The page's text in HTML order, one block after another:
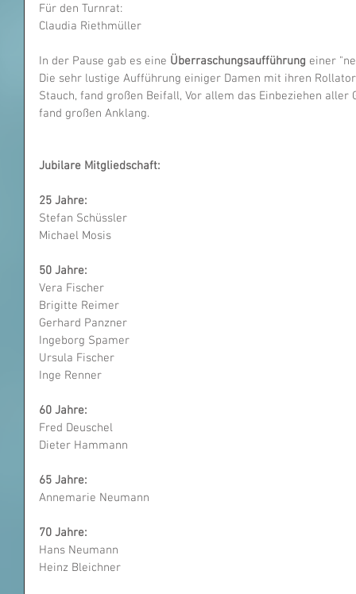
Für den Turnrat:
Claudia Riethmüller
In der Pause gab es eine Überraschungsaufführung einer
Die sehr lustige Aufführung einiger Damen mit ihren
Stauch, fand großen Beifall, Vor allem das Einbeziehen
fand großen Anklang.
Jubilare Mitgliedschaft:
25 Jahre:
Stefan Schüssler
Michael Mosis
50 Jahre:
Vera Fischer
Brigitte Reimer
Gerhard Panzner
Ingeborg Spamer
Ursula Fischer
Inge Renner
60 Jahre:
Fred Deuschel
Dieter Hammann
65 Jahre:
Annemarie Neumann
70 Jahre:
Hans Neumann
Heinz Bleichner